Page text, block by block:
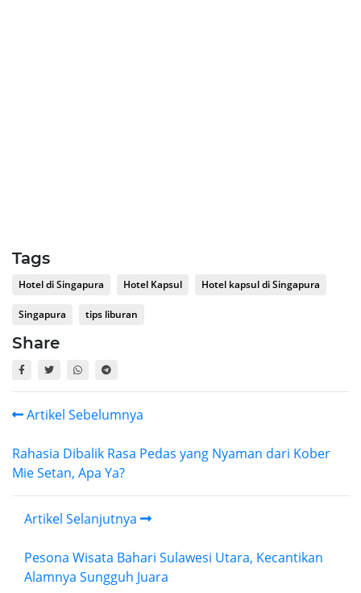
Tags
Hotel di Singapura Hotel Kapsul Hotel kapsul di Singapura
Singapura tips liburan
Share
Artikel Sebelumnya
Rahasia Dibalik Rasa Pedas yang Nyaman dari Kober
Mie Setan, Apa Ya?
Artikel Selanjutnya
Pesona Wisata Bahari Sulawesi Utara, Kecantikan
Alamnya Sungguh Juara